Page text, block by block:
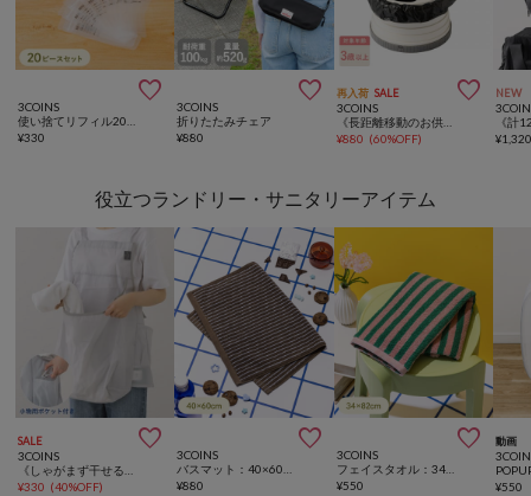

3COINS
¥330

3COINS
折りたたみチェア
¥880
再入荷 SALE 
3COINS
《長距離移動のお供に》ポータブルトイレ／KIDS
¥880 (60%OFF)
NEW
¥
役立つランドリー・サニタリーアイテム
SALE 
3COINS
¥330 (40%OFF)

3COINS
¥880

3COINS
フェイスタオル：34×82cm
¥550
動画
¥550